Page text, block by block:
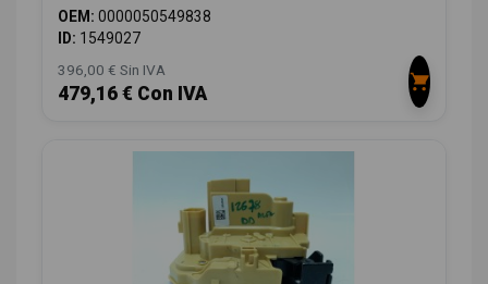
OEM: 0000050549838
ID: 1549027
396,00 € Sin IVA
479,16 € Con IVA